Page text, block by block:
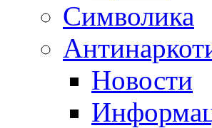
Символика
Новости